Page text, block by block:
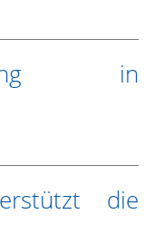
in
die